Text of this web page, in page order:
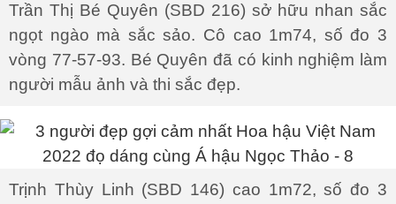
Trần Thị Bé Quyên (SBD 216) sở hữu nhan sắc
ngọt ngào mà sắc sảo. Cô cao 1m74, số đo 3
vòng 77-57-93. Bé Quyên đã có kinh nghiệm làm
người mẫu ảnh và thi sắc đẹp.
Trịnh Thùy Linh (SBD 146) cao 1m72, số đo 3